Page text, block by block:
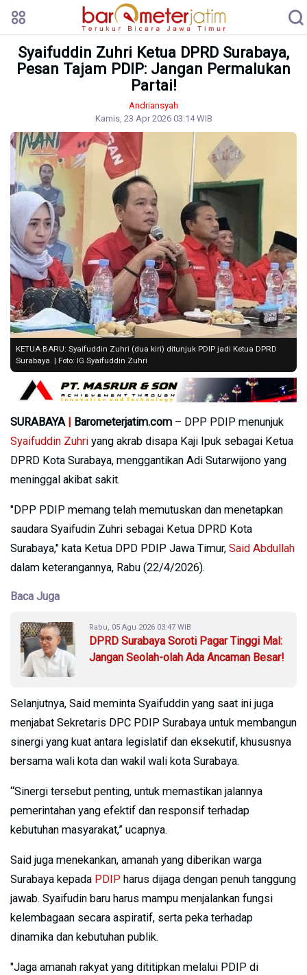
Syaifuddin Zuhri Ketua DPRD Surabaya,
Pesan Tajam PDIP: Jangan Permalukan
Partai!
Andriansyah
Kamis, 23 Apr 2026 03:14 WIB
KETUA BARU: Syaifuddin Zuhri (dua kiri) ditunjuk PDIP jadi Ketua DPRD
Surabaya. | Foto: IG Syaifuddin Zuhri
SURABAYA Barometerjatim.com – DPP PDIP menunjuk
Syaifuddin Zuhri yang akrab disapa Kaji Ipuk sebagai Ketua
DPRD Kota Surabaya, menggantikan Adi Sutarwijono yang
meninggal akibat sakit.
"DPP PDIP memang telah memutuskan dan menetapkan
saudara Syaifudin Zuhri sebagai Ketua DPRD Kota
Surabaya," kata Ketua DPD PDIP Jawa Timur, Said Abdullah
dalam keterangannya, Rabu (22/4/2026).
Baca Juga
Rabu, 05 Agu 2026 03:47 WIB
DPRD Surabaya Soroti Pagar Tinggi Mal:
Jangan Seolah-olah Ada Ancaman Besar!
Selanjutnya, Said meminta Syaifuddin yang saat ini juga
menjabat Sekretaris DPC PDIP Surabaya untuk membangun
sinergi yang kuat antara legislatif dan eksekutif, khususnya
bersama wali kota dan wakil wali kota Surabaya.
“Sinergi tersebut penting, untuk memastikan jalannya
pemerintahan yang efektif dan responsif terhadap
kebutuhan masyarakat,” ucapnya.
Said juga menekankan, amanah yang diberikan warga
Surabaya kepada PDIP harus dijaga dengan penuh tanggung
jawab. Syaifudin baru harus mampu menjalankan fungsi
kelembagaan secara aspiratif, serta peka terhadap
dinamika dan kebutuhan publik.
"Jaga amanah rakyat yang dititipkan melalui PDIP di